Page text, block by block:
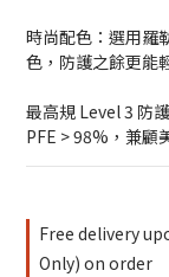
時尚配色：選用羅
色，防護之餘更能
最高規 Level 3 防
PFE > 98%，兼顧
Free delivery
Only) on order